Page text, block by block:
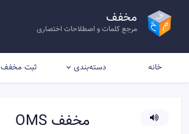
مخفف
مرجع کلمات و اصطلاحات اختصاری
خانه دسته‌بندی ثبت مخفف
مخفف OMS